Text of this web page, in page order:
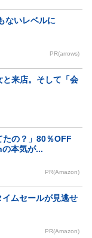
ないレベルに
PR(arrows)
来店。そして「会
たの？」80％OFF
本気が...
PR(Amazon)
イムセールが見逃せ
PR(Amazon)